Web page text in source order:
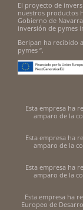
El proyecto de
nuestros productos
Gobierno de
inversión de pymes
Beripan ha recibido
pymes “.
Esta empresa ha
amparo de la
Esta empresa ha
amparo de la
Esta empresa ha
amparo de la
Esta empresa ha
Europeo de